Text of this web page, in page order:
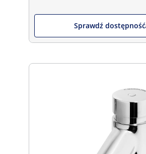
Sprawdź dostępność